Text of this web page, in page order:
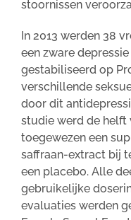
stoornissen
In 2013 werden 38
een zware
gestabiliseerd op
verschillende
door dit
studie werd de helft
toegewezen een
saffraan-extract bij
een placebo. Alle
gebruikelijke
evaluaties werden